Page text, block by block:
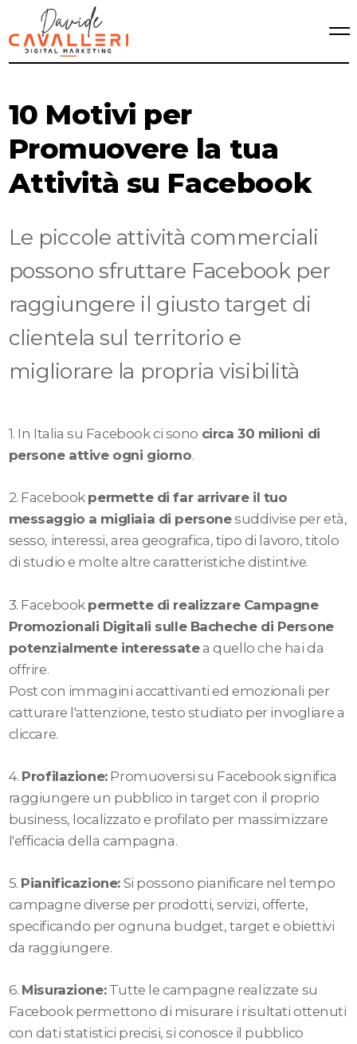
10 Motivi per
Promuovere la tua
Attività su Facebook
Le piccole attività commerciali
possono sfruttare Facebook per
raggiungere il giusto target di
clientela sul territorio e
migliorare la propria visibilità
1. In Italia su Facebook ci sono circa 30 milioni di
persone attive ogni giorno.
2. Facebook permette di far arrivare il tuo
messaggio a migliaia di personesuddivise per età,
sesso, interessi, area geografica, tipo di lavoro, titolo
di studio e molte altre caratteristiche distintive.
3. Facebook permette di realizzare Campagne
Promozionali Digitali sulle Bacheche di Persone
potenzialmente interessatea quello che hai da
offrire.
Post con immagini accattivanti ed emozionali per
catturare l'attenzione, testo studiato per invogliare a
cliccare.
4. Profilazione:Promuoversi su Facebook significa
raggiungere un pubblico in target con il proprio
business, localizzato e profilato per massimizzare
l'efficacia della campagna.
5. Pianificazione:Si possono pianificare nel tempo
campagne diverse per prodotti, servizi, offerte,
specificando per ognuna budget, target e obiettivi
da raggiungere.
6. Misurazione:Tutte le campagne realizzate su
Facebook permettono di misurare i risultati ottenuti
con dati statistici precisi, si conosce il pubblico